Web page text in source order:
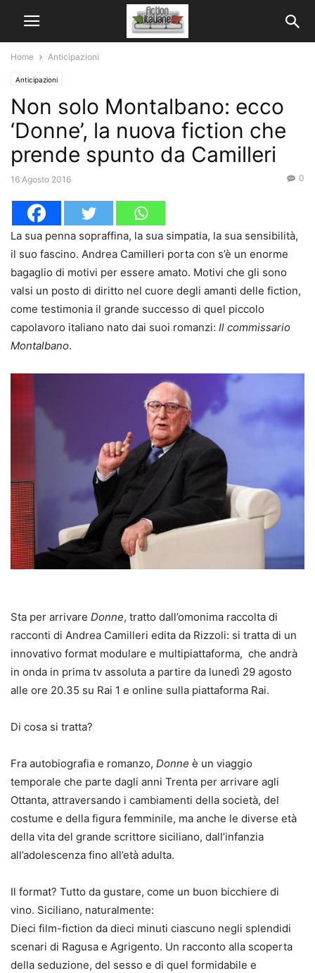
Home Anticipazioni
Anticipazioni
Non solo Montalbano: ecco
‘Donne’, la nuova fiction che
prende spunto da Camilleri
16 Agosto 2016 0
La sua penna sopraffina, la sua simpatia, la sua sensibilità,
il suo fascino. Andrea Camilleri porta con s’è un enorme
bagaglio di motivi per essere amato. Motivi che gli sono
valsi un posto di diritto nel cuore degli amanti delle fiction,
come testimonia il grande successo di quel piccolo
capolavoro italiano nato dai suoi romanzi: Il commissario
Montalbano.
Sta per arrivare Donne, tratto dall’omonima raccolta di
racconti di Andrea Camilleri edita da Rizzoli: si tratta di un
innovativo format modulare e multipiattaforma, che andrà
in onda in prima tv assoluta a partire da lunedì 29 agosto
alle ore 20.35 su Rai 1 e online sulla piattaforma Rai.
Di cosa si tratta?
Fra autobiografia e romanzo, Donne è un viaggio
temporale che parte dagli anni Trenta per arrivare agli
Ottanta, attraversando i cambiamenti della società, del
costume e della figura femminile, ma anche le diverse età
della vita del grande scrittore siciliano, dall’infanzia
all’adolescenza fino all’età adulta.
Il format? Tutto da gustare, come un buon bicchiere di
vino. Siciliano, naturalmente:
Dieci film-fiction da dieci minuti ciascuno negli splendidi
scenari di Ragusa e Agrigento. Un racconto alla scoperta
della seduzione, del sesso e di quel formidabile e